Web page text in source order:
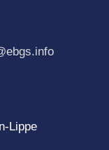
Lippe